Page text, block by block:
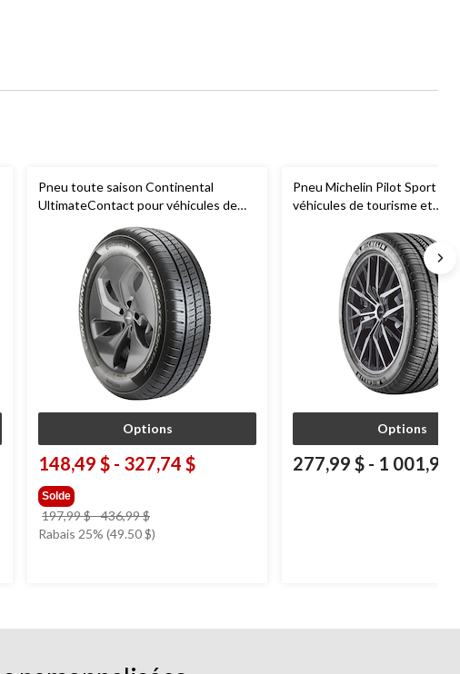
Pneu toute saison Continental
UltimateContact pour véhicules de
Options
148,49 $ - 327,74 $
Solde
197,99 $-436,99 $
était
Rabais 25% (49.50 $)
Pneu Michelin Pilot Sport A/
véhicules de tourisme et
Options
277,99 $ - 1 001,99